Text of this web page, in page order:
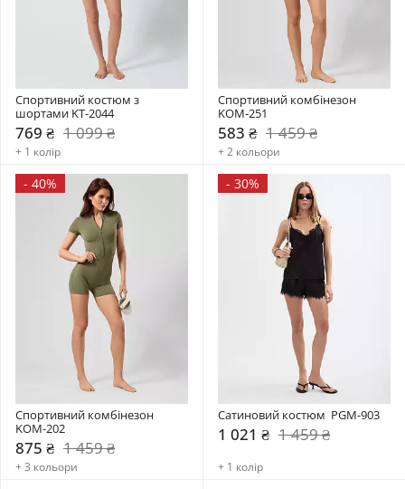
Спортивний костюм з
шортами KT-2044
769 ₴ 1 099 ₴
+ 1 колір
Спортивний комбінезон
KOM-251
583 ₴ 1 459 ₴
+ 2 кольори
- 40%
Спортивний комбінезон
KOM-202
875 ₴ 1 459 ₴
+ 3 кольори
- 30%
Сатиновий костюм  PGM-903
1 021 ₴ 1 459 ₴
+ 1 колір